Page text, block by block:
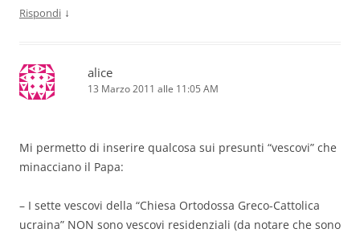
Rispondi ↓
alice
13 Marzo 2011 alle 11:05 AM
Mi permetto di inserire qualcosa sui presunti “vescovi” che
minacciano il Papa:
– I sette vescovi della “Chiesa Ortodossa Greco-Cattolica
ucraina” NON sono vescovi residenziali (da notare che sono